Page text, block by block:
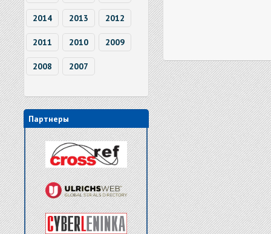
2014 2013 2012
2011 2010 2009
2008 2007
Партнеры